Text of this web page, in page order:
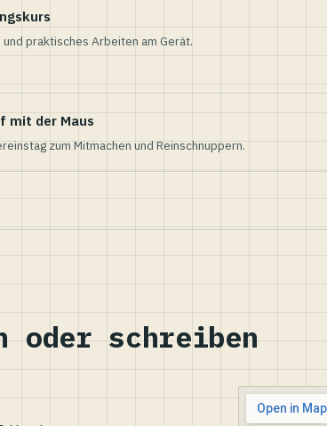
und praktisches Arbeiten am Gerät.
mit der Maus
zum Mitmachen und Reinschnuppern.
oder schreiben